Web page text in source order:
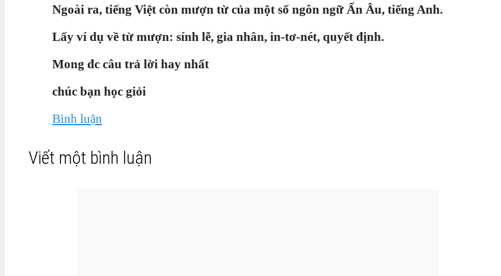
Ngoài ra, tiếng Việt còn mượn từ của một số ngôn ngữ Ấn Âu, tiếng Anh.
Lấy ví dụ về từ mượn: sính lễ, gia nhân, in-tơ-nét, quyết định.
Mong đc câu trả lời hay nhất
chúc bạn học giỏi
Bình luận
Viết một bình luận